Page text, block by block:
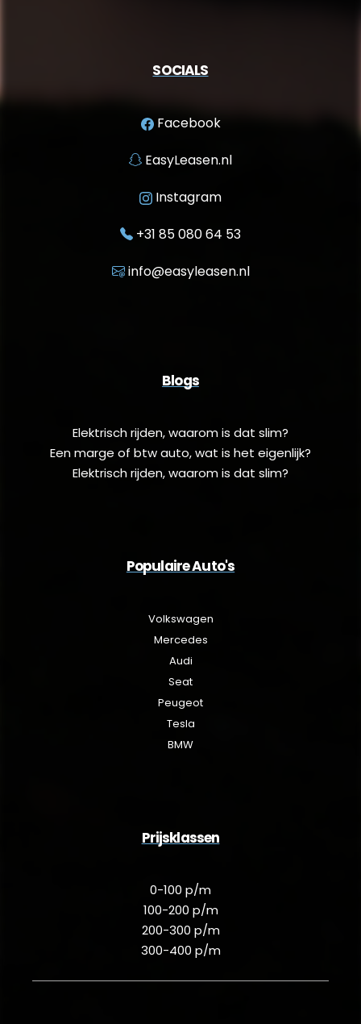
SOCIALS
Facebook
EasyLeasen.nl
Instagram
+31 85 080 64 53
info@easyleasen.nl
Blogs
Elektrisch rijden, waarom is dat slim?
Een marge of btw auto, wat is het eigenlijk?
Elektrisch rijden, waarom is dat slim?
Populaire Auto's
Volkswagen
Mercedes
Audi
Seat
Peugeot
Tesla
BMW
Prijsklassen
0-100 p/m
100-200 p/m
200-300 p/m
300-400 p/m